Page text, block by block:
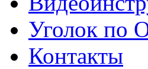
Уголок по
Контакты